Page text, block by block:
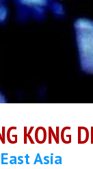
KONG
East Asia